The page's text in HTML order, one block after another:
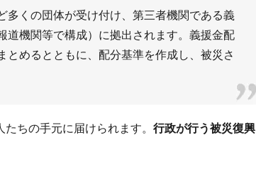
多くの団体が受け付け、第三者機関である義
道機関等で構成）に拠出されます。義援金配
めるとともに、配分基準を作成し、被災さ
ちの手元に届けられます。 行政が行う被災復興